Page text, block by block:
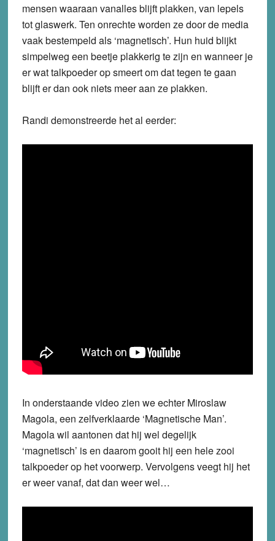
mensen waaraan vanalles blijft plakken, van lepels
tot glaswerk. Ten onrechte worden ze door de media
vaak bestempeld als ‘magnetisch’. Hun huid blijkt
simpelweg een beetje plakkerig te zijn en wanneer je
er wat talkpoeder op smeert om dat tegen te gaan
blijft er dan ook niets meer aan ze plakken.
Randi demonstreerde het al eerder:
In onderstaande video zien we echter Miroslaw
Magola, een zelfverklaarde ‘Magnetische Man’.
Magola wil aantonen dat hij wel degelijk
‘magnetisch’ is en daarom gooit hij een hele zooi
talkpoeder op het voorwerp. Vervolgens veegt hij het
er weer vanaf, dat dan weer wel…